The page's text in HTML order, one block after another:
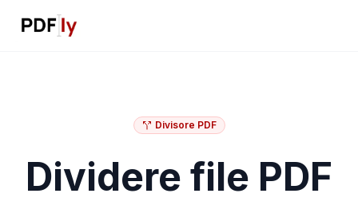
Divisore PDF
Dividere file PDF